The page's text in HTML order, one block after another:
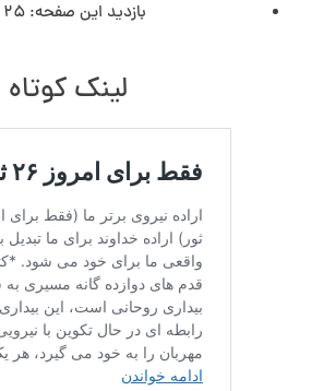
بازدید این صفحه: 25
لینک کوتاه